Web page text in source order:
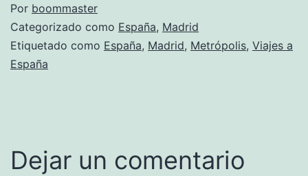
Por boommaster
Categorizado como España, Madrid
Etiquetado como España, Madrid, Metrópolis, Viajes a
España
Dejar un comentario